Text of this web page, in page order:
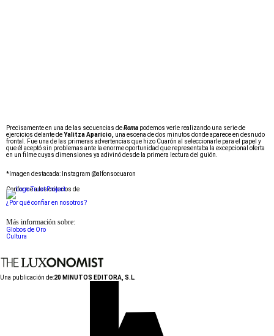
Precisamente en una de las secuencias deRoma podemos verle realizando una serie de
ejercicios delante deYalitza Aparicio,
una escena de dos minutos donde aparece en desnudo
frontal. Fue una de las primeras advertencias que hizo Cuarón al seleccionarle para el papel y
que él aceptó sin problemas ante la enorme oportunidad que representaba la excepcional oferta
en un filme cuyas dimensiones ya adivinó desde la primera lectura del guión.
*Imagen destacada: Instagram @alfonsocuaron
Conforme a los criterios de
¿Por qué confiar en nosotros?
Más información sobre:
Globos de Oro
Cultura
Una publicación de:20 MINUTOS EDITORA, S.L.